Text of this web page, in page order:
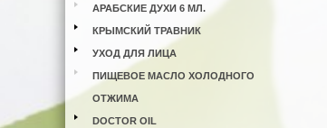
АРАБСКИЕ ДУХИ 6 МЛ.
КРЫМСКИЙ ТРАВНИК
УХОД ДЛЯ ЛИЦА
ПИЩЕВОЕ МАСЛО ХОЛОДНОГО
ОТЖИМА
DOCTOR OIL